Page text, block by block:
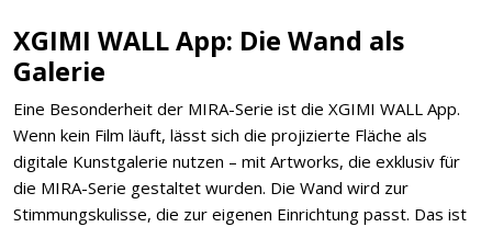
XGIMI WALL App: Die Wand als
Galerie
Eine Besonderheit der MIRA-Serie ist die XGIMI WALL App.
Wenn kein Film läuft, lässt sich die projizierte Fläche als
digitale Kunstgalerie nutzen – mit Artworks, die exklusiv für
die MIRA-Serie gestaltet wurden. Die Wand wird zur
Stimmungskulisse, die zur eigenen Einrichtung passt. Das ist